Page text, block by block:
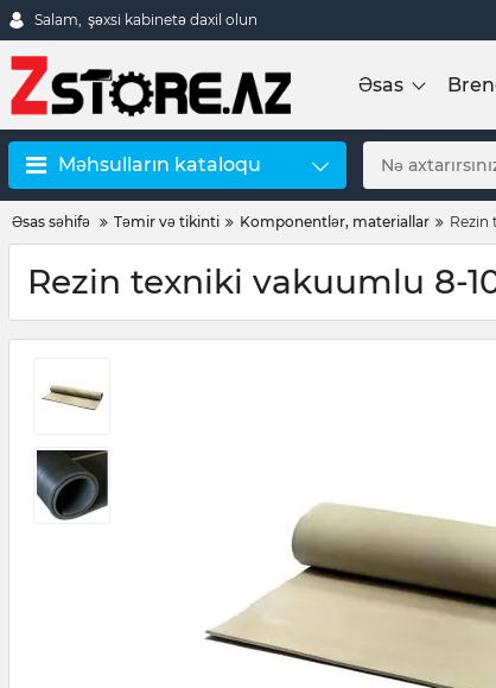
Salam, şəxsi kabinetə daxil olun
Əsas
Məhsulların kataloqu
Əsas səhifə Təmir və tikinti Komponentlər, materiallar Rezin
Rezin texniki vakuumlu 8-